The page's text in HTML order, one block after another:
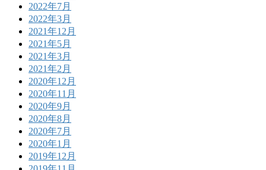
2022年7月
2022年3月
2021年12月
2021年5月
2021年3月
2021年2月
2020年12月
2020年11月
2020年9月
2020年8月
2020年7月
2020年1月
2019年12月